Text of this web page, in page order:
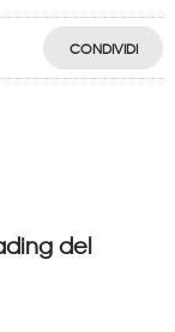
CONDIVIDI
del